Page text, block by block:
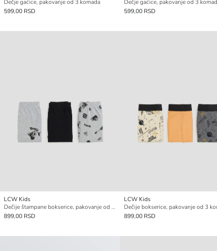
Dečje gaćice, pakovanje od 3 komada
599,00 RSD
Dečje gaćice, pakovanje od 3
599,00 RSD
LCW Kids
Dečije štampane bokserice, pakovanje od 3 komada
899,00 RSD
LCW Kids
Dečije bokserice, pakovanje od 3
899,00 RSD